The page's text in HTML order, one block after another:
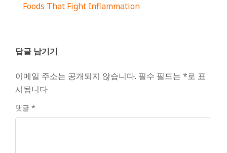
Foods That Fight Inflammation
답글 남기기
이메일 주소는 공개되지 않습니다. 필수 필드는 *로 표
시됩니다
댓글 *